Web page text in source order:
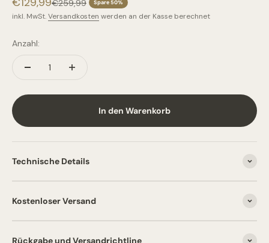
Regulärer Preis
€259,99 Spare 50%
inkl. MwSt.Versandkosten werden an der Kasse berechnet
Anzahl:
In den Warenkorb
Technische Details
Kostenloser Versand
Rückgabe und Versandrichtline